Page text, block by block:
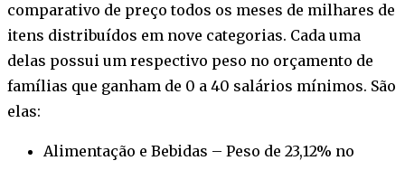
comparativo de preço todos os meses de milhares de
itens distribuídos em nove categorias. Cada uma
delas possui um respectivo peso no orçamento de
famílias que ganham de 0 a 40 salários mínimos. São
elas:
Alimentação e Bebidas – Peso de 23,12% no